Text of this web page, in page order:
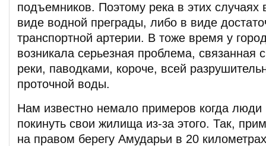
подъемников. Поэтому река в этих случаях
виде водной преграды, либо в виде
транспортной артерии. В тоже время у
возникала серьезная проблема, связанная
реки, паводками, короче, всей
проточной воды.
Нам известно немало примеров когда
покинуть свои жилища из-за этого. Так,
на правом берегу Амударьи в 20